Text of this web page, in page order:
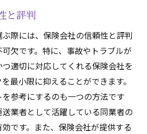
と評判
際には、保険会社の信頼性と評判
欠です。特に、事故やトラブルが
適切に対応してくれる保険会社を
最小限に抑えることができます。
参考にするのも一つの方法です
業者として活躍している同業者の
です。また、保険会社が提供する